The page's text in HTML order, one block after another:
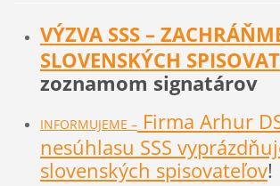
VÝZVA SSS –
SLOVENSKÝCH
zoznamom signatárov
INFORMUJEME –Firma Arhur
nesúhlasu SSS
slovenských spisovateľov!